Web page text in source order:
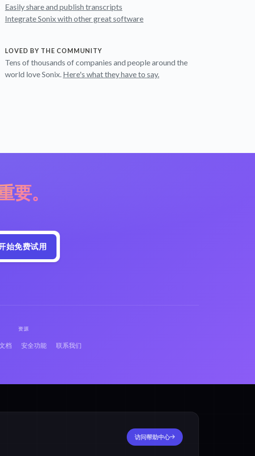
Easily share and publish transcripts
Integrate Sonix with other great software
LOVED BY THE COMMUNITY
Tens of thousands of companies and people around the
world love Sonix. Here's what they have to say.
要。
始免费试用
资源
档 安全功能 联系我们
访问帮助中心